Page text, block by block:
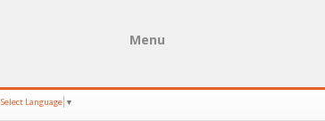
Menu
Select Language ▼